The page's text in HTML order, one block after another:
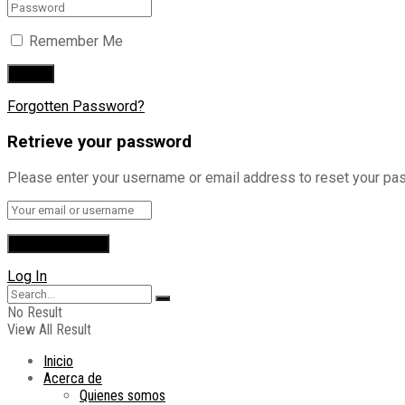
Remember Me
Forgotten Password?
Retrieve your password
Please enter your username or email address to reset your
Log In
No Result
View All Result
Inicio
Acerca de
Quienes somos